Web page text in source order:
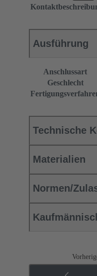
Ausführung
Anschlussart
Geschlecht
Technische
Materialien
Normen/